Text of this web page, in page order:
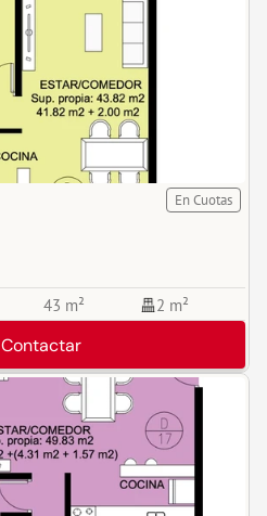
En Cuotas
43 m² 2 m²
Contactar